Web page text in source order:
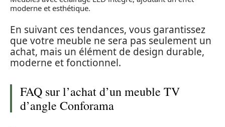
moderne et esthétique.
En suivant ces tendances, vous garantissez
que votre meuble ne sera pas seulement un
achat, mais un élément de design durable,
moderne et fonctionnel.
FAQ sur l’achat d’un meuble TV
d’angle Conforama